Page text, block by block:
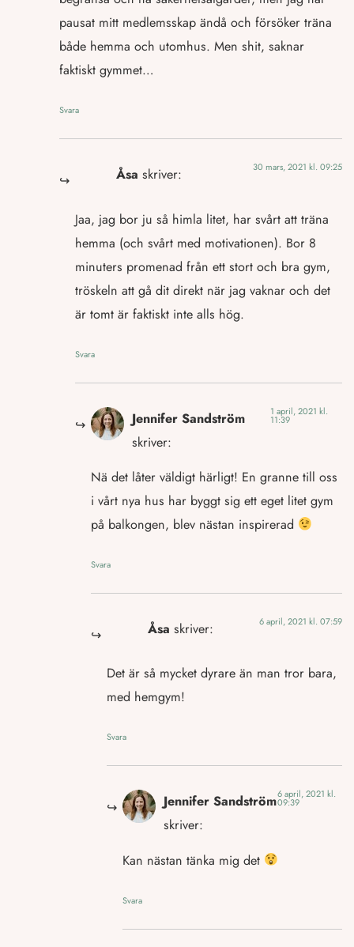
pausat mitt medlemsskap ändå och försöker träna
både hemma och utomhus. Men shit, saknar
faktiskt gymmet…
Svara
Åsa skriver: 30 mars, 2021 kl. 09:25
Jaa, jag bor ju så himla litet, har svårt att träna
hemma (och svårt med motivationen). Bor 8
minuters promenad från ett stort och bra gym,
tröskeln att gå dit direkt när jag vaknar och det
är tomt är faktiskt inte alls hög.
Svara
Jennifer Sandström
skriver:
1 april, 2021 kl.
11:39
Nä det låter väldigt härligt! En granne till oss
i vårt nya hus har byggt sig ett eget litet gym
på balkongen, blev nästan inspirerad
Svara
Åsa skriver: 6 april, 2021 kl. 07:59
Det är så mycket dyrare än man tror bara,
med hemgym!
Svara
Jennifer Sandström
skriver:
6 april, 2021 kl.
09:39
Kan nästan tänka mig det
Svara